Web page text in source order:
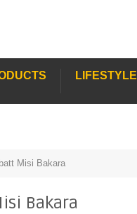
LIFESTYLE
Misi Bakara
Bakara